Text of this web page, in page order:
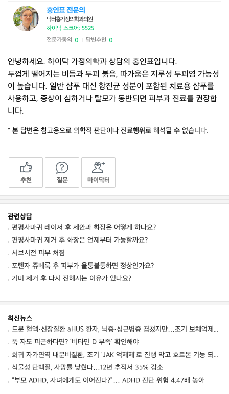
홍인표 전문의
닥터홍가정의학과의원
하이닥 스코어: 5525
전문가동의 0 답변추천 0
안녕하세요. 하이닥 가정의학과 상담의 홍인표입니다.
두껍게 떨어지는 비듬과 두피 붉음, 따가움은 지루성 두피염 가능성
이 높습니다. 일반 샴푸 대신 항진균 성분이 포함된 치료용 샴푸를
사용하고, 증상이 심하거나 탈모가 동반되면 피부과 진료를 권장합
니다.
* 본 답변은 참고용으로 의학적 판단이나 진료행위로 해석될 수 없습니다.
추천 질문 마이닥터
관련상담
편평사마귀 레이저 후 세안과 화장은 어떻게 하나요?
편평사마귀 제거 후 화장은 언제부터 가능할까요?
서브시전 피부 처짐
포텐자 쥬베룩 후 피부가 울퉁불퉁하면 정상인가요?
기미 제거 후 다시 진해지는 이유가 있나요?
최신뉴스
드문 혈액·신장질환 aHUS 환자, 뇌증·심근병증 겹쳤지만…조기 보체억제치료로 신경학적 회복 보여
푹 자도 피곤하다면? ‘비타민 D 부족’ 확인해야
희귀 자가면역 내분비질환, 조기 'JAK 억제제'로 진행 막고 호르몬 기능 되살렸다
식물성 단백질, 사망률 낮췄다…12년 추적서 35% 감소
“부모 ADHD, 자녀에게도 이어진다?”… ADHD 진단 위험 4.47배 높아